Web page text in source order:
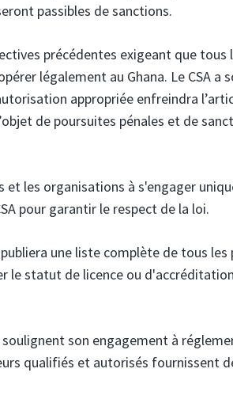
passibles de sanctions.
précédentes exigeant que tous
légalement au Ghana. Le CSA
appropriée enfreindra
de poursuites pénales et de
les organisations à s'engager
pour garantir le respect de la loi.
publiera une liste complète de tous
le statut de licence ou
soulignent son engagement à
qualifiés et autorisés fournissent